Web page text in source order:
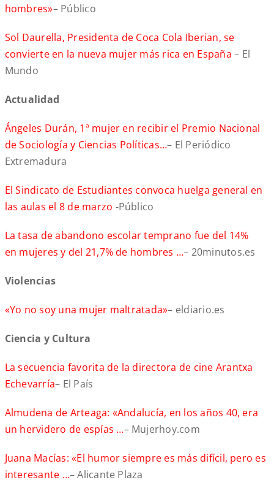
hombres»– Público
Sol Daurella, Presidenta de Coca Cola Iberian, se
convierte en la nueva mujer más rica en España – El
Mundo
Actualidad
Ángeles Durán, 1ª mujer en recibir el Premio Nacional
de Sociología y Ciencias Políticas…– El Periódico
Extremadura
El Sindicato de Estudiantes convoca huelga general en
las aulas el 8 de marzo -Público
La tasa de abandono escolar temprano fue del 14%
en mujeres y del 21,7% de hombres …– 20minutos.es
Violencias
«Yo no soy una mujer maltratada»– eldiario.es
Ciencia y Cultura
La secuencia favorita de la directora de cine Arantxa
Echevarría– El País
Almudena de Arteaga: «Andalucía, en los años 40, era
un hervidero de espías …– Mujerhoy.com
Juana Macías: «El humor siempre es más difícil, pero es
interesante …– Alicante Plaza